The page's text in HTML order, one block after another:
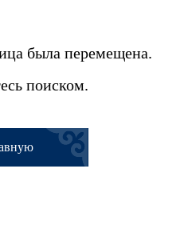
была перемещена.
поиском.